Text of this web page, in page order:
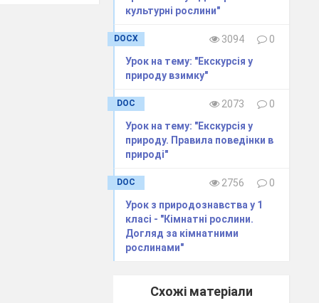
культурні рослини"
DOCX 3094
0
Урок на тему: "Екскурсія у
природу взимку"
DOC 2073
0
Урок на тему: "Екскурсія у
природу. Правила поведінки в
природі"
DOC 2756
0
Урок з природознавства у 1
класі - "Кімнатні рослини.
Догляд за кімнатними
рослинами"
Схожі матеріали